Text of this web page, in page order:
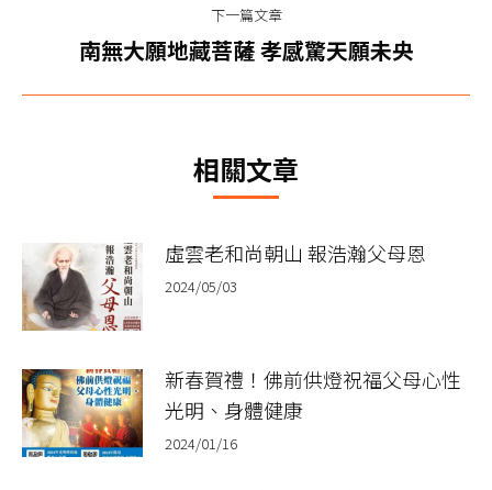
篇
文
下一篇文章
下
章：
南無大願地藏菩薩 孝感驚天願未央
相關文章
虛雲老和尚朝山 報浩瀚父母恩
2024/05/03
新春賀禮！佛前供燈祝福父母心性
光明、身體健康
2024/01/16